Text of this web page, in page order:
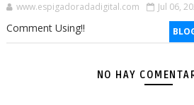
www.espigadoradadigital.com Jul 06,
Comment Using!!
NO HAY